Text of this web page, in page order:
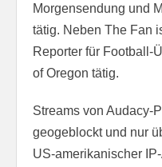
Morgensendung und
tätig. Neben The Fan
Reporter für Football-
of Oregon tätig.
Streams von Audacy-
geogeblockt und nur
US-amerikanischer